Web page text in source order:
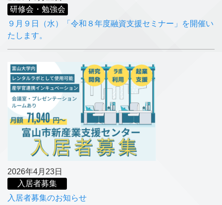
研修会・勉強会
９月９日（水）「令和８年度融資支援セミナー」を開催い
たします。
2026年4月23日
入居者募集
入居者募集のお知らせ